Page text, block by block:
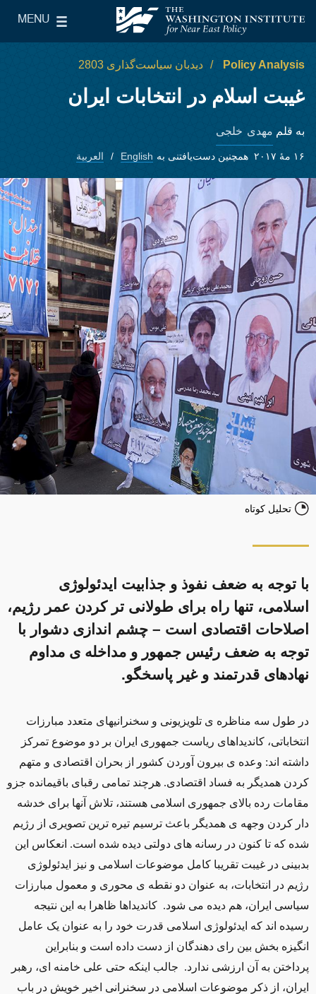
The Washington Institute for Near East Policy
MENU
Main Menu
Policy Analysis دیدبان سیاست‌گذاری 2803
غیبت اسلام در انتخابات ایران
به قلم مهدی خلجی
۱۶ مهٔ ۲۰۱۷ همچنین دست‌یافتنی به English العربية
تحلیل کوتاه
با توجه به ضعف نفوذ و جذابیت ایدئولوژی
اسلامی، تنها راه برای طولانی تر کردن عمر رژیم،
اصلاحات اقتصادی است – چشم اندازی دشوار با
توجه به ضعف رئیس جمهور و مداخله ی مداوم
نهادهای قدرتمند و غیر پاسخگو.
در طول سه مناظره ی تلویزیونی و سخنرانیهای متعدد مبارزات
انتخاباتی، کاندیداهای ریاست جمهوری ایران بر دو موضوع تمرکز
داشته اند: وعده ی بیرون آوردن کشور از بحران اقتصادی و متهم
کردن همدیگر به فساد اقتصادی. هرچند تمامی رقبای باقیمانده جزو
مقامات رده بالای جمهوری اسلامی هستند، تلاش آنها برای خدشه
دار کردن وجهه ی همدیگر باعث ترسیم تیره ترین تصویری از رژیم
شده که تا کنون در رسانه های دولتی دیده شده است. انعکاس این
بدبینی در غیبت تقریبا کامل موضوعات اسلامی و نیز ایدئولوژی
رژیم در انتخابات، به عنوان دو نقطه ی محوری و معمول مبارزات
سیاسی ایران، هم دیده می شود. کاندیداها ظاهرا به این نتیجه
رسیده اند که ایدئولوژی اسلامی قدرت خود را به عنوان یک عامل
انگیزه بخش بین رای دهندگان از دست داده است و بنابراین
پرداختن به آن ارزشی ندارد. جالب اینکه حتی علی خامنه ای، رهبر
ایران، از ذکر موضوعات اسلامی در سخنرانی اخیر خویش در باب